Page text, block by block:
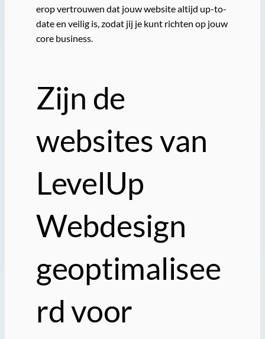
erop vertrouwen dat jouw website altijd up-to-
date en veilig is, zodat jij je kunt richten op jouw
core business.
Zijn de
websites van
LevelUp
Webdesign
geoptimalisee
rd voor